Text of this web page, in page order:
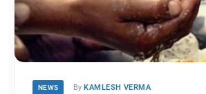
NEWS By KAMLESH VERMA